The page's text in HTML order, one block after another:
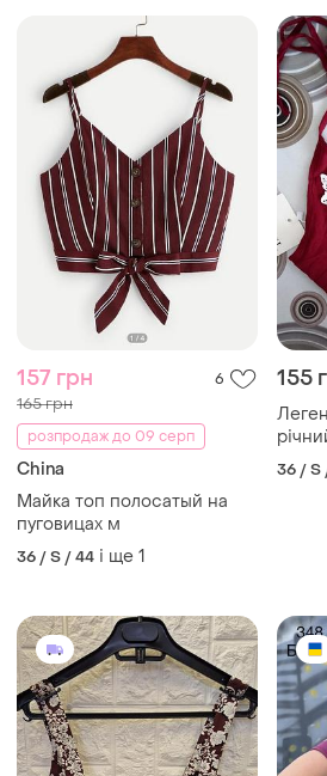
157 грн 6
165 грн
розпродаж до 09 серп
China
Майка топ полосатый на
пуговицах м
36 / S / 44 і ще 1
155
36 / S